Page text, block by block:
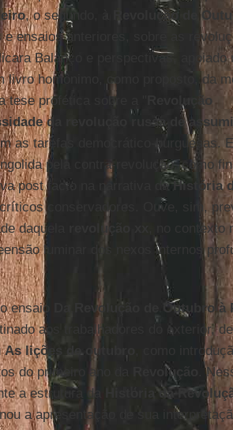
, o segundo, à Revolução de
ensaios anteriores, sobre as
Balanço e perspectivas, apoiado
livro homônimo, como proposto, da
tese profética sobre a "
Revolução
da revolução russa de
as tarefas democrático-burguesas.
pela contra-revolução, como
post facto na narrativa daHistória
críticos conservadores. Ouve, sim,
daquela
revolução xx
, no contexto
luminar dos nexos internos
ensaio
Da Revolução de Outubro à
aos trabalhadores do exterior, de
As lições de outubro
, como
do primeiro ano da
Revolução
.
a estrutura da
História da
a apresentação de sua